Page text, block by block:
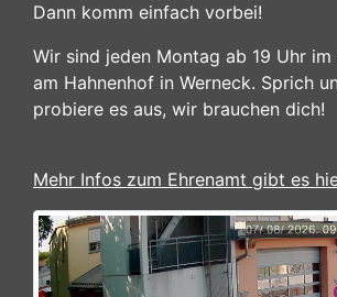
Dann komm einfach vorbei!
Wir sind jeden Montag ab 19 Uhr im
am Hahnenhof in Werneck. Sprich
probiere es aus, wir brauchen dich!
Mehr Infos zum Ehrenamt gibt es